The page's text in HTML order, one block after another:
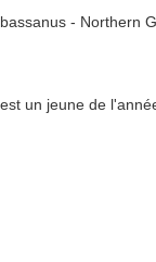
- Northern
un jeune de